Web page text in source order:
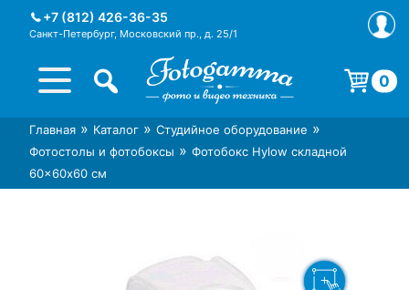
+7 (812) 426-36-35
Санкт-Петербург, Московский пр., д. 25/1
Интернет-магазин фототехники
Foto-Gamma в СПб
Магазин фотоаксессуаров foto-
gamma.ru
0
Корзина пуста.
Главная » Каталог » Студийное оборудование »
Фотостолы и фотобоксы » Фотобокс Hylow складной
60×60х60 см